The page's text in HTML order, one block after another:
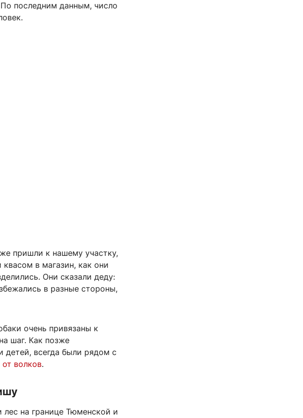
последним данным, число
пришли к нашему участку,
в магазин, как они
Они сказали деду:
в разные стороны,
очень привязаны к
шаг. Как позже
всегда были рядом с
волков.
лес на границе Тюменской и